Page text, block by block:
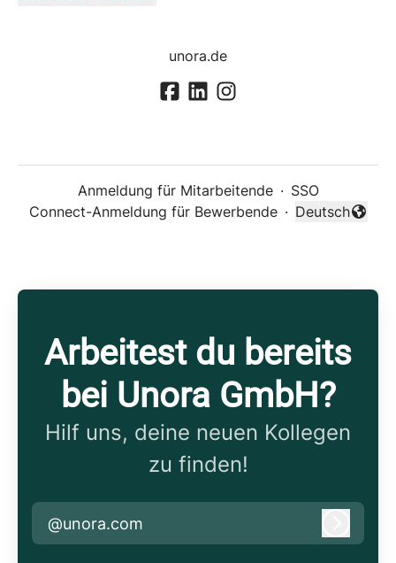
unora.de
Anmeldung für Mitarbeitende · SSO
Connect-Anmeldung für Bewerbende ·
Sprache
Deutsch
Arbeitest du bereits
bei Unora GmbH?
Hilf uns, deine neuen Kollegen
zu finden!
@unora.com